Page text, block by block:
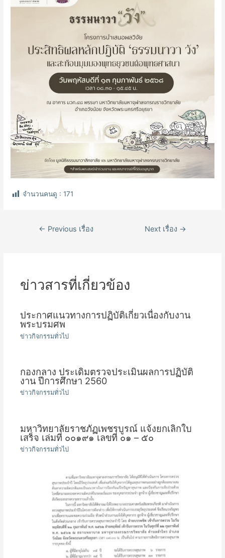
จำนวนคนดู : 171
← Previous เรื่อง Next เรื่อง →
ข่าวสารที่เกี่ยวข้อง
ประกาศแนวทางการปฏิบัติเกี่ยวเนื่องกับงาน
พระบรมศพ
ข่าวกิจกรรมทั่วไป
กองกลาง ประเดิมตรวจประเมินผลการปฏิบัติ
งาน ปีการศึกษา 2560
ข่าวกิจกรรมทั่วไป
มหาวิทยาลัยราชภัฏเพชรบูรณ์ แจ้งยกเลิกใบ
เสร็จ เล่มที่ ๐๐๑๙๑ เลขที่ ๐๑ – ๕๐
ข่าวกิจกรรมทั่วไป